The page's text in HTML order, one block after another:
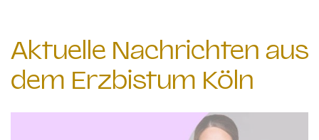
Aktuelle Nachrichten aus
dem Erzbistum Köln